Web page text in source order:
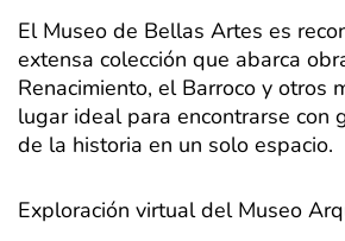
El Museo de Bellas Artes es
extensa colección que abarca
Renacimiento, el Barroco y otros
lugar ideal para encontrarse con
de la historia en un solo espacio.
Exploración virtual del Museo